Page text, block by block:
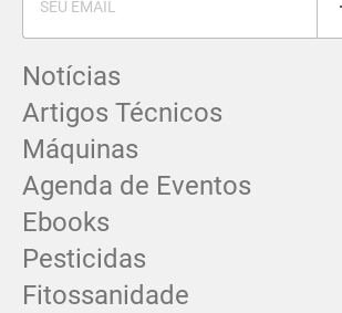
Notícias
Artigos Técnicos
Máquinas
Agenda de Eventos
Ebooks
Pesticidas
Fitossanidade